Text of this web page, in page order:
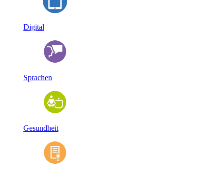
Digital
Sprachen
Gesundheit